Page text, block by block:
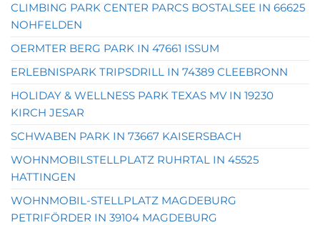
CLIMBING PARK CENTER PARCS BOSTALSEE IN 66625
NOHFELDEN
OERMTER BERG PARK IN 47661 ISSUM
ERLEBNISPARK TRIPSDRILL IN 74389 CLEEBRONN
HOLIDAY & WELLNESS PARK TEXAS MV IN 19230
KIRCH JESAR
SCHWABEN PARK IN 73667 KAISERSBACH
WOHNMOBILSTELLPLATZ RUHRTAL IN 45525
HATTINGEN
WOHNMOBIL-STELLPLATZ MAGDEBURG
PETRIFÖRDER IN 39104 MAGDEBURG